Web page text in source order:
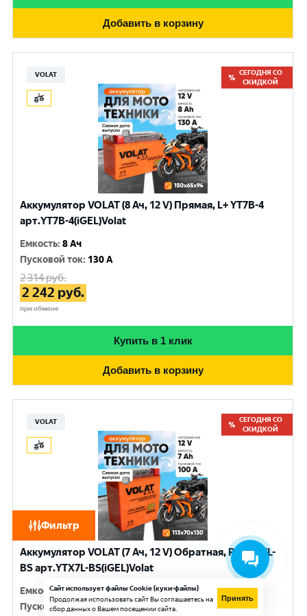
Фильтр
Добавить в корзину
VOLAT
СЕГОДНЯ СО
СКИДКОЙ
Аккумулятор VOLAT (8 Ач, 12 V) Прямая, L+ YT7B-4
арт.YT7B-4(iGEL)Volat
Емкость:8 Ач
Пусковой ток: 130 A
2 314руб.
2 242 руб.
при обмене
Купить в 1 клик
Добавить в корзину
VOLAT
СЕГОДНЯ СО
СКИДКОЙ
Аккумулятор VOLAT (7 Ач, 12 V) Обратная, R+ YTX7L-
BS арт.YTX7L-BS(iGEL)Volat
Емкость:7 Ач
Пусковой ток:100 A
Сайт использует файлы Cookie (куки-файлы)
Продолжая использовать сайт Вы соглашаетесь на
сбор данных о Вашем посещении сайта.
Принять